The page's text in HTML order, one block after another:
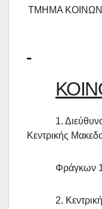
ΤΜΗΜΑ
1.
Κεντρικής
Φράγκων
2.